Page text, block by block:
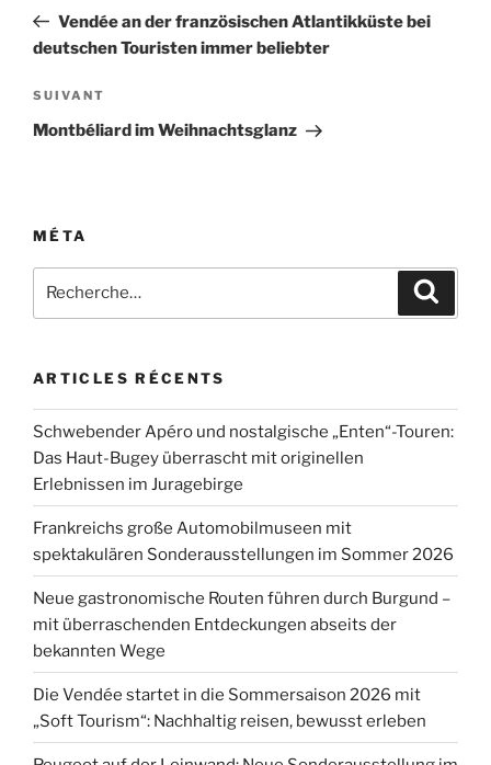
l’article
précédent
Vendée an der französischen Atlantikküste bei
deutschen Touristen immer beliebter
Article
suivant
SUIVANT
Montbéliard im Weihnachtsglanz
MÉTA
pour
ARTICLES RÉCENTS
Schwebender Apéro und nostalgische „Enten“-Touren:
Das Haut-Bugey überrascht mit originellen
Erlebnissen im Juragebirge
Frankreichs große Automobilmuseen mit
spektakulären Sonderausstellungen im Sommer 2026
Neue gastronomische Routen führen durch Burgund –
mit überraschenden Entdeckungen abseits der
bekannten Wege
Die Vendée startet in die Sommersaison 2026 mit
„Soft Tourism“: Nachhaltig reisen, bewusst erleben